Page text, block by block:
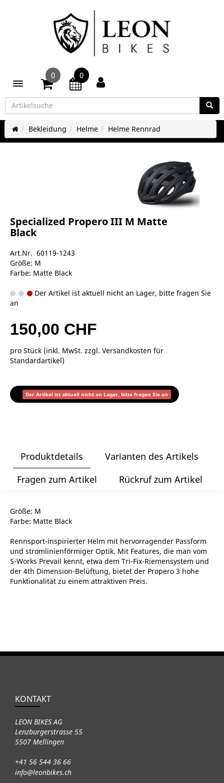
Toggle navigation
0 0
Bekleidung Helme Helme Rennrad
Specialized Propero III M Matte
Black
Art.Nr. 60119-1243
Größe: M
Farbe: Matte Black
Der Artikel ist aktuell nicht an Lager, bitte fragen Sie
an
150,00 CHF
pro Stück (inkl. MwSt. zzgl. Versandkosten für
Standardartikel)
Der Artikel ist aktuell nicht an Lager, bitte fragen Sie an
Produktdetails
Varianten des Artikels
Fragen zum Artikel
Rückruf zum Artikel
Größe: M
Farbe: Matte Black
Rennsport-inspirierter Helm mit hervorragender Passform
und stromlinienförmiger Optik. Mit Features, die man vom
S-Works Prevail kennt, etwa dem Tri-Fix-Riemensystem und
der 4th Dimension-Belüftung, bietet der Propero 3 hohe
Funktionalität zu einem attraktiven Preis.
KONTAKT
LEON BIKES AG
Lenzburgerstrasse 55
5507 Mellingen
+41 56 544 36 66
info@leonbikes.ch